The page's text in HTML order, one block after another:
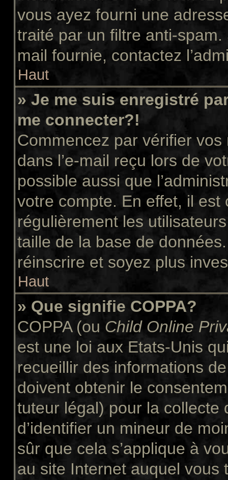
vous ayez fourni une
traité par un filtre anti-spam.
mail fournie, contactez
Haut
» Je me suis enregistré
me connecter?!
Commencez par vérifier vos
dans l’e-mail reçu lors de
possible aussi que
votre compte. En effet, il
régulièrement les
taille de la base de
réinscrire et soyez plus
Haut
» Que signifie COPPA?
COPPA (ou Child Online
est une loi aux Etats-Unis
recueillir des informations
doivent obtenir le
tuteur légal) pour la collecte
d’identifier un mineur de
sûr que cela s’applique à
au site Internet auquel vous